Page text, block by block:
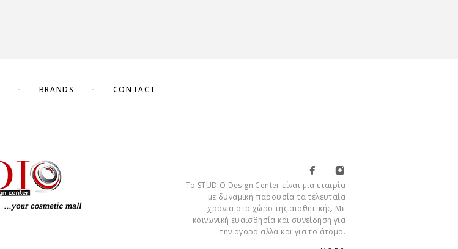
BRANDS CONTACT
Το STUDIO Design Center είναι μια εταιρία
με δυναμική παρουσία τα τελευταία
χρόνια στο χώρο της αισθητικής. Με
κοινωνική ευαισθησία και συνείδηση για
την αγορά αλλά και για το άτομο.